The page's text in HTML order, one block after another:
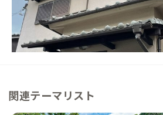
大阪府 戸建て
静けさと温もりが交わる、町なかの隠れ家
この家からの距離 1km
関連テーマリスト